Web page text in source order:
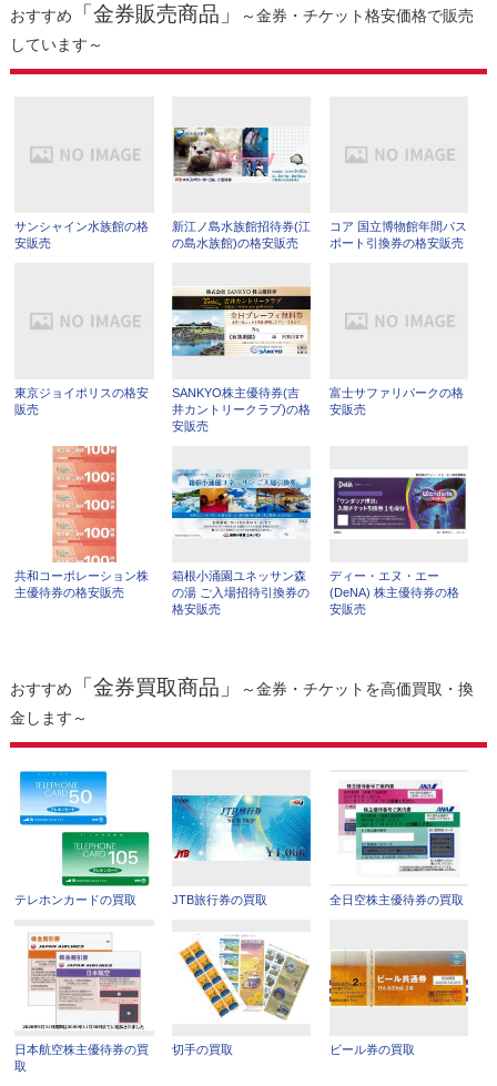
おすすめ 「金券販売商品」
～金券・チケット格安価格で販売
しています～
サンシャイン水族館の格
安販売
新江ノ島水族館招待券(江
の島水族館)の格安販売
コア 国立博物館年間パス
ポート引換券の格安販売
東京ジョイポリスの格安
販売
SANKYO株主優待券(吉
井カントリークラブ)の格
安販売
富士サファリパークの格
安販売
共和コーポレーション株
主優待券の格安販売
箱根小涌園ユネッサン森
の湯 ご入場招待引換券の
格安販売
ディー・エヌ・エー
(DeNA) 株主優待券の格
安販売
おすすめ 「金券買取商品」
～金券・チケットを高価買取・換
金します～
テレホンカードの買取 JTB旅行券の買取 全日空株主優待券の買取
日本航空株主優待券の買
取
切手の買取 ビール券の買取